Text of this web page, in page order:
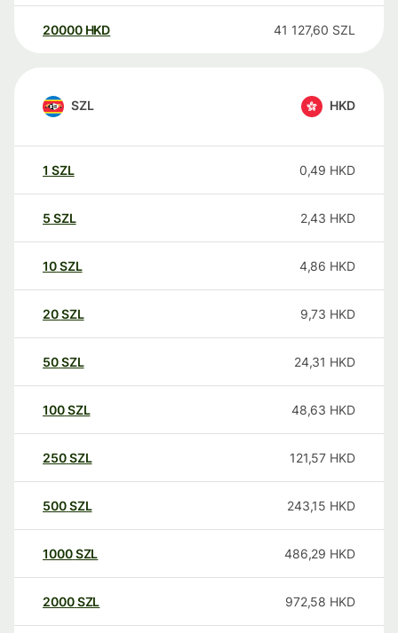
20000 HKD 41 127,60 SZL
SZL HKD
1 SZL 0,49 HKD
5 SZL 2,43 HKD
10SZL 4,86 HKD
20SZL 9,73 HKD
50SZL 24,31 HKD
100SZL 48,63 HKD
250SZL 121,57 HKD
500SZL 243,15 HKD
1000SZL 486,29 HKD
2000SZL 972,58 HKD